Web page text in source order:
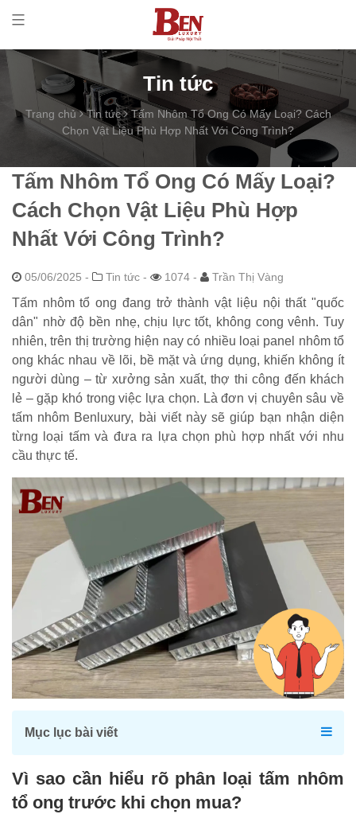
Tin tức
Trang chủ Tin tức
Tấm Nhôm Tổ Ong Có Mấy Loại? Cách
Chọn Vật Liệu Phù Hợp Nhất Với Công Trình?
Tấm Nhôm Tổ Ong Có Mấy Loại?
Cách Chọn Vật Liệu Phù Hợp
Nhất Với Công Trình?
05/06/2025 - Tin tức - 1074 - Trần Thị Vàng
Tấm nhôm tổ ong đang trở thành vật liệu nội thất "quốc
dân" nhờ độ bền nhẹ, chịu lực tốt, không cong vênh. Tuy
nhiên, trên thị trường hiện nay có nhiều loại panel nhôm tổ
ong khác nhau về lõi, bề mặt và ứng dụng, khiến không ít
người dùng – từ xưởng sản xuất, thợ thi công đến khách
lẻ – gặp khó trong việc lựa chọn. Là đơn vị chuyên sâu về
tấm nhôm Benluxury, bài viết này sẽ giúp bạn nhận diện
từng loại tấm và đưa ra lựa chọn phù hợp nhất với nhu
cầu thực tế.
Mục lục bài viết
Vì sao cần hiểu rõ phân loại tấm nhôm
tổ ong trước khi chọn mua?